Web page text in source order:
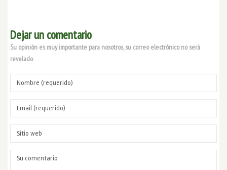
Dejar un comentario
Su opinión es muy importante para nosotros, su correo electrónico no será
revelado